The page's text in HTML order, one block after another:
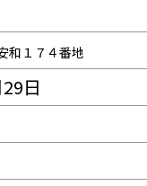
和１７４番地
日